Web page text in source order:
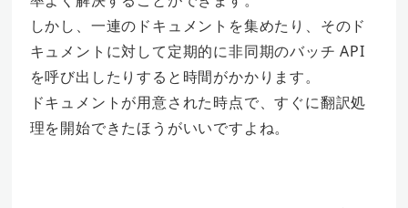
しかし、一連のドキュメントを集めたり、そのド
キュメントに対して定期的に非同期のバッチ API
を呼び出したりすると時間がかかります。
ドキュメントが用意された時点で、すぐに翻訳処
理を開始できたほうがいいですよね。